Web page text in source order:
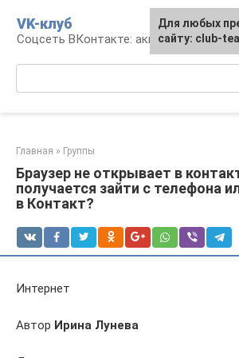
контенту
VK-клуб
Соцсеть ВКонтакте: аккаунт, общение,
Главная » Группы
Браузер не открывает в
получается зайти с телефона
в Контакт?
Интернет
Автор Ирина Лунева
Для любых
сайту: club-